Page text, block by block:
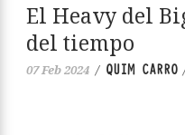
El Heavy del
del tiempo
07 Feb 2024 / QUIM CARRO